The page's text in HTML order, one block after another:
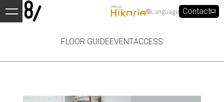
Language Contact
FLOOR GUIDEEVENTACCESS